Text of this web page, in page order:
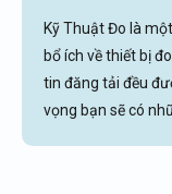
Kỹ Thuật Đo là
bổ ích về thiết bị
tin đăng tải đều
vọng bạn sẽ có